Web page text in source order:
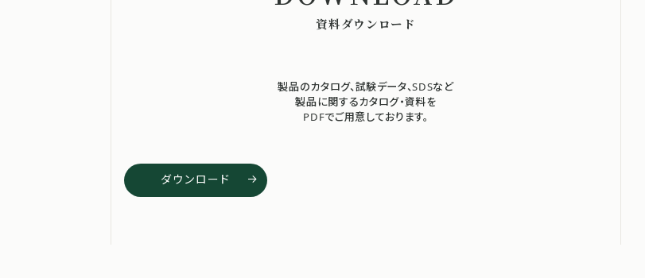
資料ダウンロード
製品のカタログ、試験データ、SDSなど
製品に関するカタログ・資料を
PDFでご用意しております。
ダウンロード